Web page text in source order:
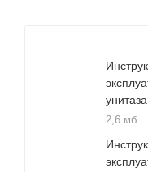
2,6 мб